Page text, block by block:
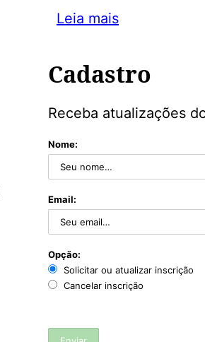
Leia mais
Cadastro
Receba atualizações
Nome:
Email:
Opção:
Solicitar ou atualizar inscrição
Cancelar inscrição